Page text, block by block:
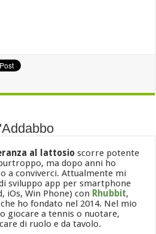
al lattosio scorre potente
ma dopo anni ho
a conviverci. Attualmente mi
sviluppo app per smartphone
iOs, Win Phone) con Rhubbit,
ho fondato nel 2014. Nel mio
giocare a tennis o nuotare,
di ruolo e da tavolo.